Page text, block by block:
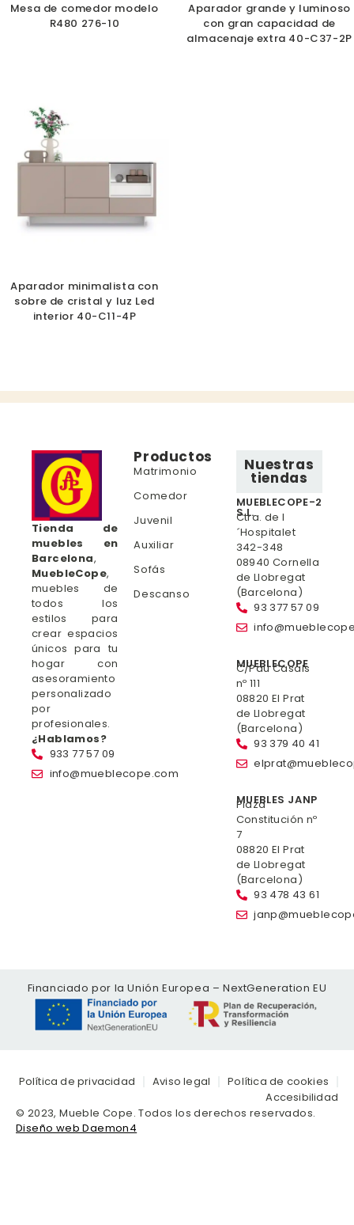
Mesa de comedor modelo
R480 276-10
Aparador grande y luminoso
con gran capacidad de
almacenaje extra 40-C37-2P
Aparador minimalista con
sobre de cristal y luz Led
interior 40-C11-4P
Tienda de
muebles en
Barcelona,
MuebleCope,
muebles de
todos los
estilos para
crear espacios
únicos para tu
hogar con
asesoramiento
personalizado
por
profesionales.
¿Hablamos?
933 77 57 09
info@mueblecope.com
Productos
Matrimonio
Comedor
Juvenil
Auxiliar
Sofás
Descanso
Nuestras
tiendas
MUEBLECOPE-2
S.L.
Ctra. de l
´Hospitalet
342-348
08940 Cornella
de Llobregat
(Barcelona)
93 377 57 09
MUEBLECOPE
C/Pau Casals
nº 111
08820 El Prat
de Llobregat
(Barcelona)
93 379 40 41
MUEBLES JANP
Plaza
Constitución nº
7
08820 El Prat
de Llobregat
(Barcelona)
93 478 43 61
Financiado por la Unión Europea – NextGeneration EU
© 2023, Mueble Cope. Todos los derechos reservados.
Diseño web Daemon4
Política de privacidad Aviso legal
Política de cookies
Accesibilidad